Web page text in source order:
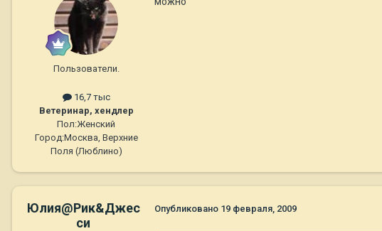
Пользователи.
16,7 тыс
Ветеринар, хендлер
Пол:Женский
Город:Москва, Верхние
Поля (Люблино)
Юлия@Рик&Джес
си
Опубликовано 19 февраля, 2009